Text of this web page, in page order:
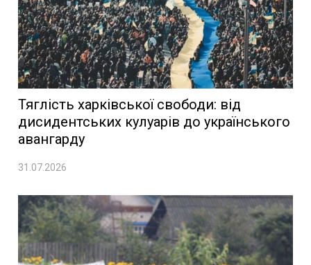
Тяглість харківської свободи: від
дисидентських кулуарів до українського
авангарду
31.07.2026